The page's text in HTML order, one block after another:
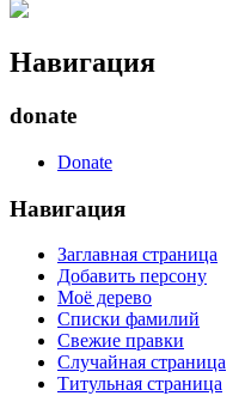
Навигация
donate
Donate
Навигация
Заглавная страница
Добавить персону
Моё дерево
Списки фамилий
Свежие правки
Случайная страница
Титульная страница